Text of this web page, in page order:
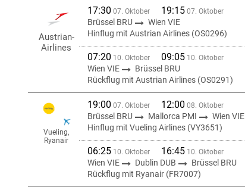
17:30 07. Oktober 19:15 07. Oktober
Brüssel BRU
Wien VIE
Hinflug mit Austrian Airlines (OS0296)
07:20 10. Oktober 09:05 10. Oktober
Wien VIE
Brüssel BRU
Rückflug mit Austrian Airlines (OS0291)
Austrian-
Airlines
19:00 07. Oktober 12:00 08. Oktober
Brüssel BRU Mallorca PMI
Wien VIE
Hinflug mit Vueling Airlines (VY3651)
06:25 10. Oktober 16:45 10. Oktober
Wien VIE Dublin DUB
Brüssel BRU
Rückflug mit Ryanair (FR7007)
Vueling,
Ryanair